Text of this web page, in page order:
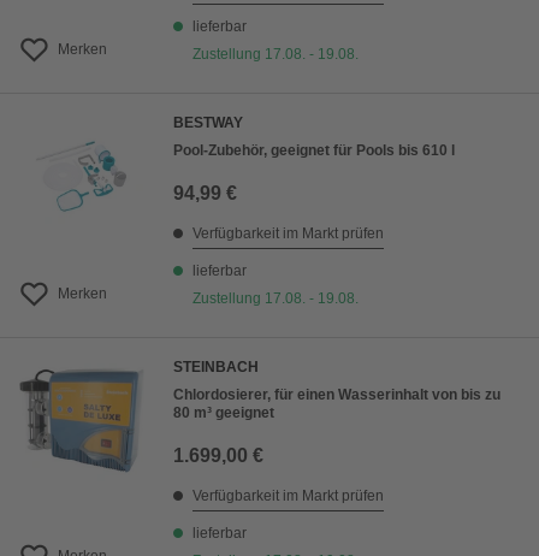
Merken
lieferbar
Zustellung 17.08. - 19.08.
Merken
BESTWAY
Pool-Zubehör, geeignet für Pools bis 610 l
94,99 €
Verfügbarkeit im Markt prüfen
lieferbar
Zustellung 17.08. - 19.08.
STEINBACH
Chlordosierer, für einen Wasserinhalt von bis zu
80 m³ geeignet
1.699,00 €
Verfügbarkeit im Markt prüfen
lieferbar